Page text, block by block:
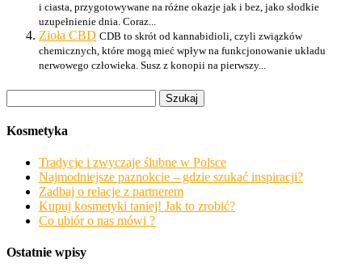
i ciasta, przygotowywane na różne okazje jak i bez, jako słodkie
uzupełnienie dnia. Coraz...
Zioła CBD CDB to skrót od kannabidioli, czyli związków
chemicznych, które mogą mieć wpływ na funkcjonowanie układu
nerwowego człowieka. Susz z konopii na pierwszy...
Kosmetyka
Tradycje i zwyczaje ślubne w Polsce
Najmodniejsze paznokcie – gdzie szukać inspiracji?
Zadbaj o relacje z partnerem
Kupuj kosmetyki taniej! Jak to zrobić?
Co ubiór o nas mówi ?
Ostatnie wpisy